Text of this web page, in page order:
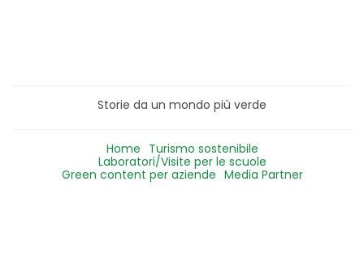
Storie da un mondo più verde
Home Turismo sostenibile
Laboratori/Visite per le scuole
Green content per aziende Media Partner